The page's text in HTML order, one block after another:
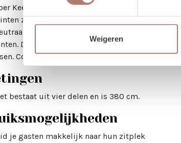
Weigeren
Keet bestaat uit een samengestelde
zorgen voor een rustige, warme
en elegant blijft. Deze tapijt loper is
Denk aan bruiloften, ceremonies, diners
Combineer de loper met leuke rotan
bestaat uit vier delen en is 380 cm.
je gasten makkelijk naar hun zitplek